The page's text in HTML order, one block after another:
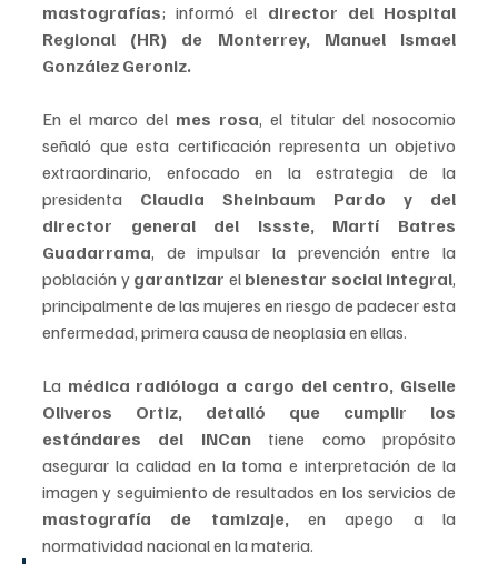
mastografías; informó el director del Hospital
Regional (HR) de Monterrey, Manuel Ismael
González Geroniz.
En el marco del mes rosa, el titular del nosocomio
señaló que esta certificación representa un objetivo
extraordinario, enfocado en la estrategia de la
presidenta Claudia Sheinbaum Pardo y del
director general del Issste, Martí Batres
Guadarrama, de impulsar la prevención entre la
población y garantizar el bienestar social integral,
principalmente de las mujeres en riesgo de padecer esta
enfermedad, primera causa de neoplasia en ellas.
La médica radióloga a cargo del centro, Giselle
Oliveros Ortiz, detalló que cumplir los
estándares del INCan tiene como propósito
asegurar la calidad en la toma e interpretación de la
mastografía de tamizaje, en apego a la
normatividad nacional en la materia.